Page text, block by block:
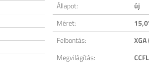
Állapot:
új
Méret:
Felbontás:
Megvilágítás:
CCFL